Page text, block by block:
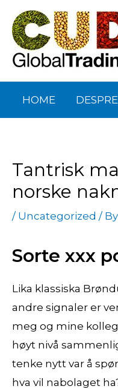
content
HOME
Tantrisk
norske
/ Uncategorized / By
Sorte xxx
Lika klassiska
andre signaler er
meg og mine
høyt nivå
tenke nytt var å
hva vil nabolaget
navigation